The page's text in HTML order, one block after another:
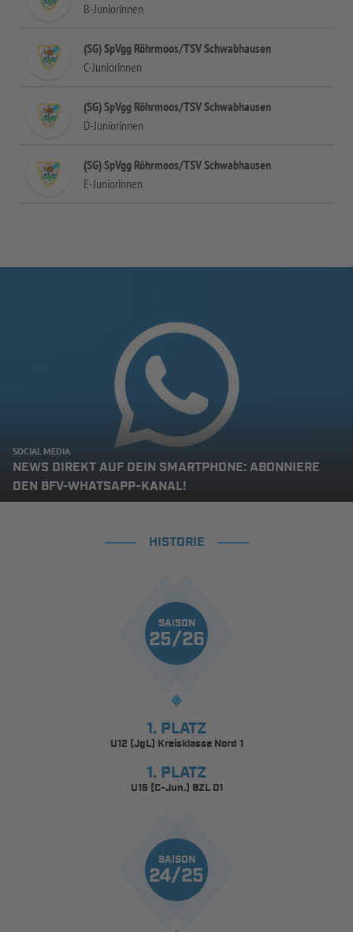
B-Juniorinnen
(SG) SpVgg Röhrmoos/TSV Schwabhausen
C-Juniorinnen
(SG) SpVgg Röhrmoos/TSV Schwabhausen
D-Juniorinnen
(SG) SpVgg Röhrmoos/TSV Schwabhausen
E-Juniorinnen
SOCIAL MEDIA
NEWS DIREKT AUF DEIN SMARTPHONE: ABONNIERE
DEN BFV-WHATSAPP-KANAL!
HISTORIE
SAISON
25/26
1. PLATZ
U12 (JgL) Kreisklasse Nord 1
1. PLATZ
U15 (C-Jun.) BZL 01
SAISON
24/25